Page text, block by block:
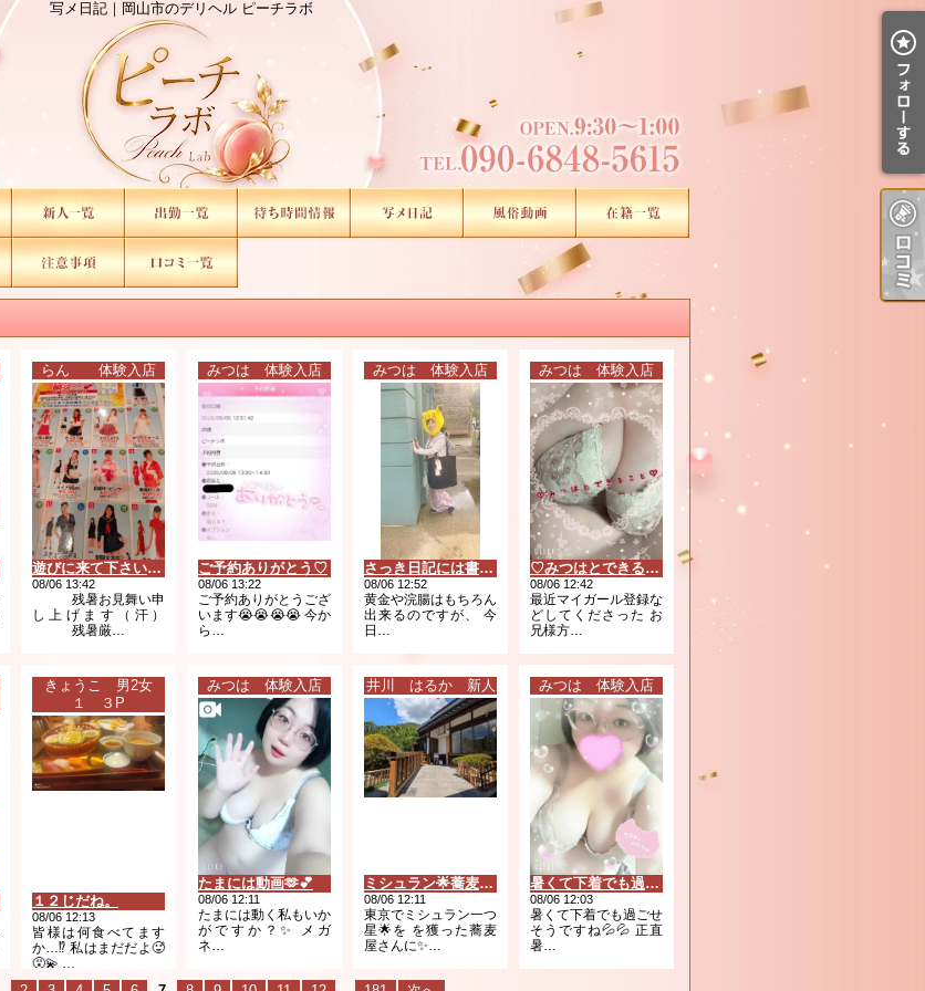
写メ日記｜岡山市のデリヘル ピーチラボ
らん 体験入店
遊びに来て下さいね🩷
08/06 13:42
残暑お見舞い申
し上げます（汗）
残暑厳…
みつは 体験入店
ご予約ありがとう♡
08/06 13:22
ご予約ありがとうござ
います😭😭😭😭 今か
ら…
みつは 体験入店
さっき日記には書きましたが😭
08/06 12:52
黄金や浣腸はもちろん
出来るのですが、 今
日…
みつは 体験入店
♡みつはとできること♡
08/06 12:42
最近マイガール登録な
どしてくださった お
兄様方︎…
きょうこ 男2女
１ ３P
１２じだね。
08/06 12:13
皆様は何食べてます
か…⁉️ 私はまだだよ🥵
😵‍💫 …
みつは 体験入店
たまには動画🫶💕︎︎
08/06 12:11
たまには動く私もいか
がですか？✨️ メガ
ネ…
井川 はるか 新人
ミシュラン🌟蕎麦屋✨
08/06 12:11
東京でミシュラン一つ
星🌟を を獲った蕎麦
屋さんに✨…
みつは 体験入店
暑くて下着でも過ごせそう(*´ 艸｀)
08/06 12:03
暑くて下着でも過ごせ
そうですね💦💦 正直
暑…